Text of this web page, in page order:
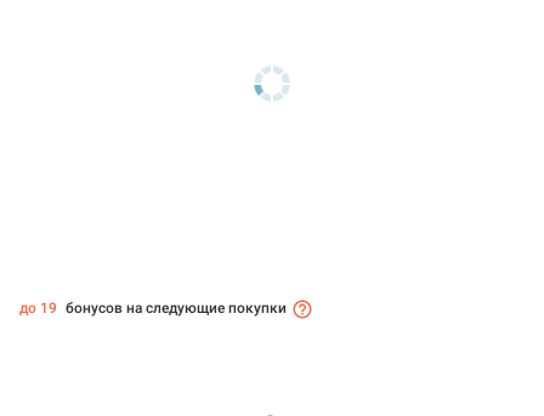
до 19 бонусов на следующие покупки